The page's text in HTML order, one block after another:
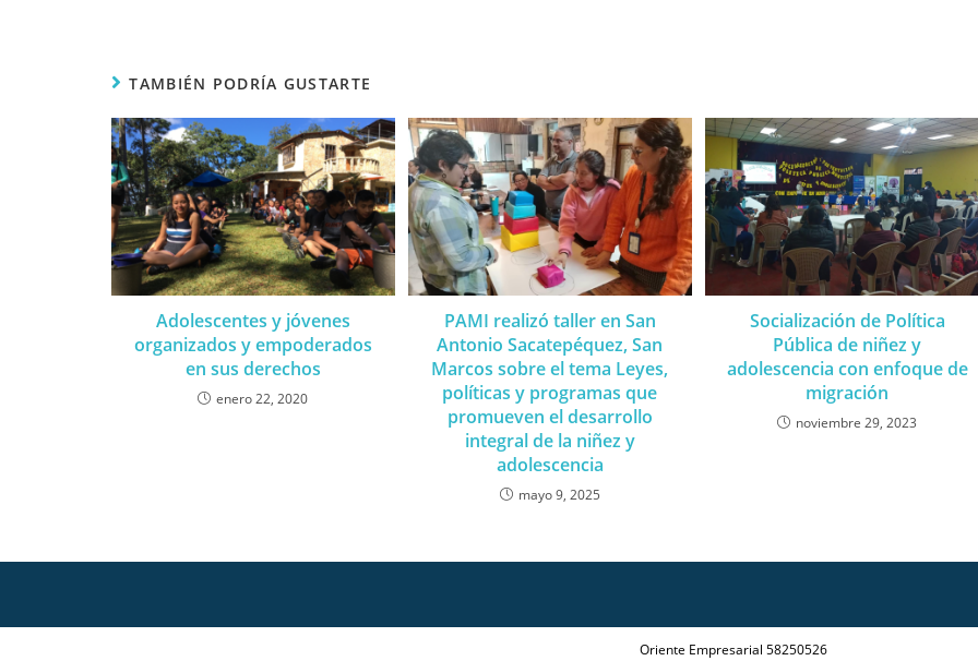
TAMBIÉN PODRÍA GUSTARTE
Adolescentes y jóvenes
organizados y empoderados
en sus derechos
enero 22, 2020
PAMI realizó taller en San
Antonio Sacatepéquez, San
Marcos sobre el tema Leyes,
políticas y programas que
promueven el desarrollo
integral de la niñez y
adolescencia
mayo 9, 2025
Socialización de Política
Pública de niñez y
adolescencia con enfoque de
migración
noviembre 29, 2023
Oriente Empresarial 58250526